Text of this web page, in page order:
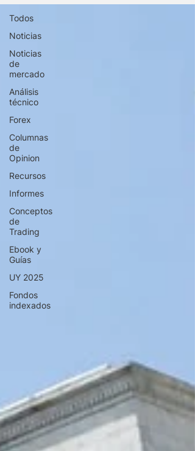
Todos
Noticias
Noticias
de
mercado
Análisis
técnico
Forex
Columnas
de
Opinion
Recursos
Informes
Conceptos
de
Trading
Ebook y
Guías
UY 2025
Fondos
indexados